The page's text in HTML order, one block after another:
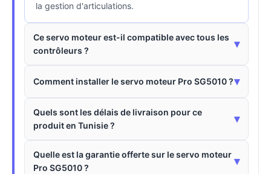
la gestion d'articulations.
Ce servo moteur est-il compatible avec tous les
contrôleurs ?
▾
Comment installer le servo moteur Pro SG5010 ?▾
Quels sont les délais de livraison pour ce
produit en Tunisie ?
▾
Quelle est la garantie offerte sur le servo moteur
Pro SG5010 ?
▾